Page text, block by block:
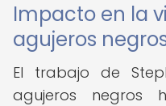
Impacto en la
agujeros
El trabajo de
agujeros negros